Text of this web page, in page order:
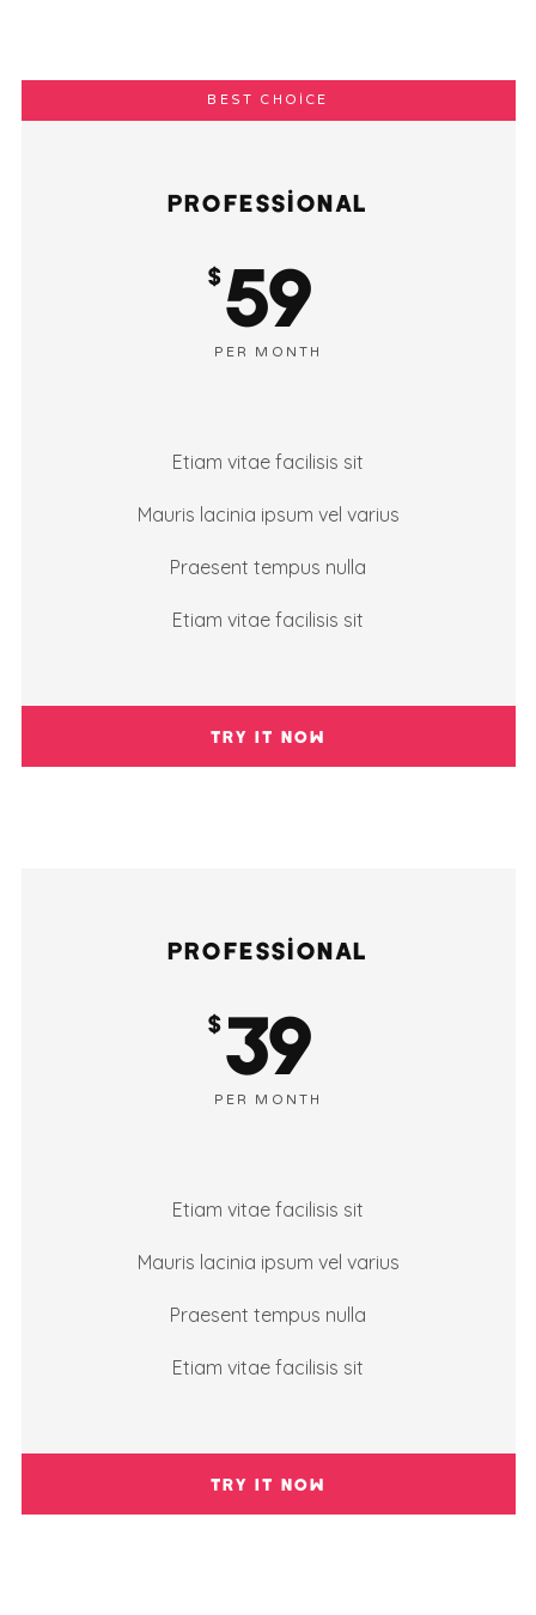
BEST CHOICE
PROFESSIONAL
$59
PER MONTH
Etiam vitae facilisis sit
Mauris lacinia ipsum vel varius
Praesent tempus nulla
Etiam vitae facilisis sit
TRY IT NOW
PROFESSIONAL
$39
PER MONTH
Etiam vitae facilisis sit
Mauris lacinia ipsum vel varius
Praesent tempus nulla
Etiam vitae facilisis sit
TRY IT NOW